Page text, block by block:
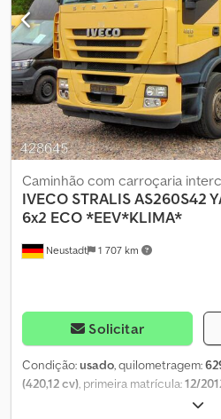
os componentes em perfeito
Neustadt 1 707 km
Caminhão com carroçaria
IVECO STRALIS AS260S42
6x2 ECO *EEV*KLIMA*
Solicitar
Condição:usado, quilometragem:
(420,12 cv), primeira matrícula:12/
,